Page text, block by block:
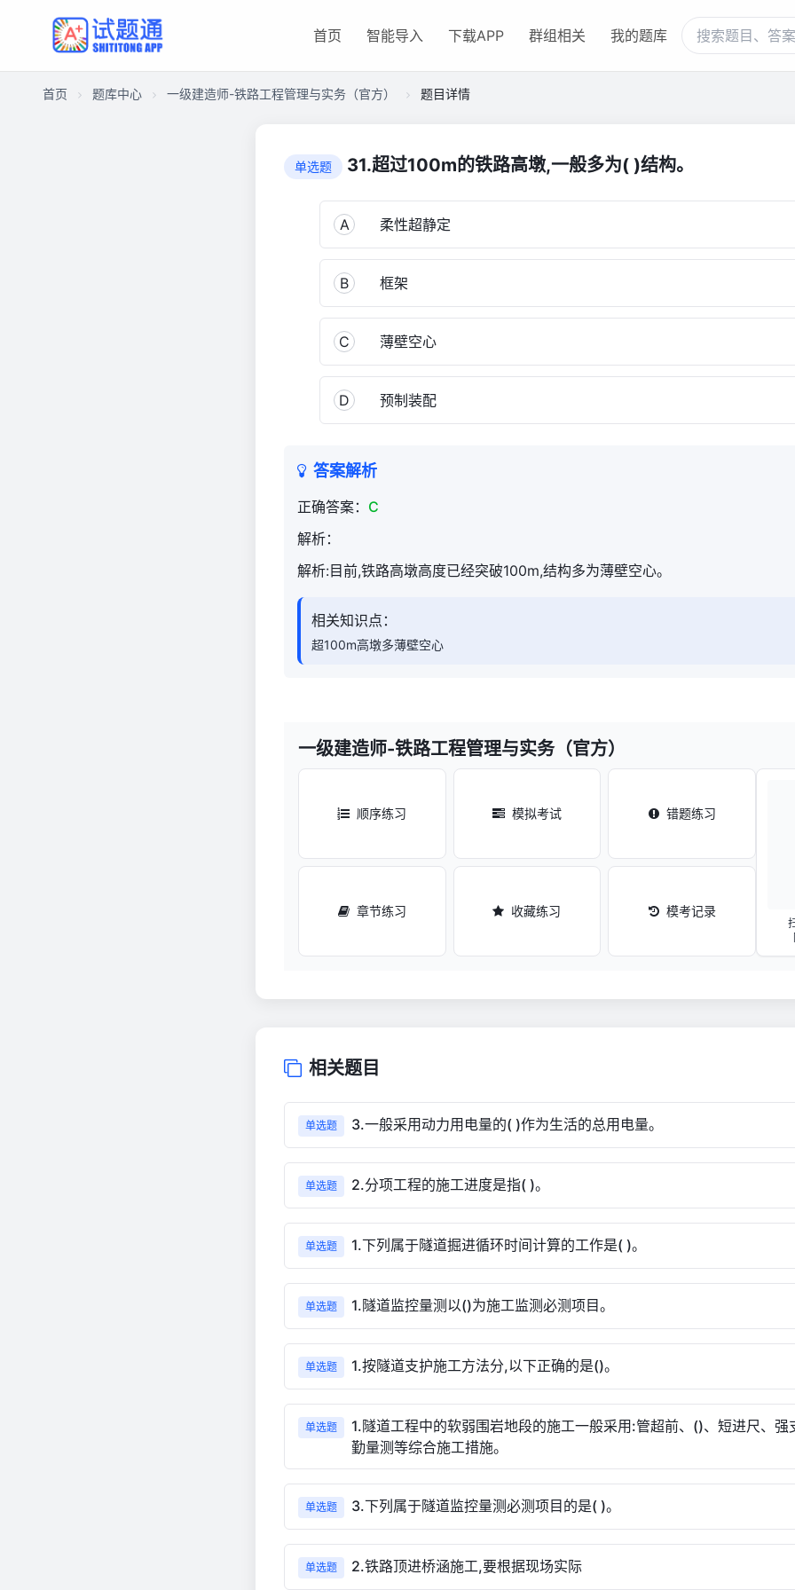
首页 智能导入 下载APP 群组相关 我的题库
首页 题库中心 一级建造师-铁路工程管理与实务（官方） 题目详情
单选题 31.超过100m的铁路高墩,一般多为( )结构。
A 柔性超静定
B 框架
C 薄壁空心
D 预制装配
答案解析
正确答案： C
解析：
解析:目前,铁路高墩高度已经突破100m,结构多为薄壁空心。
相关知识点：
超100m高墩多薄壁空心
一级建造师-铁路工程管理与实务（官方）
顺序练习 模拟考试 错题练习
章节练习 收藏练习 模考记录
相关题目
单选题 3.一般采用动力用电量的( )作为生活的总用电量。
单选题 2.分项工程的施工进度是指( )。
单选题 1.下列属于隧道掘进循环时间计算的工作是( )。
单选题 1.隧道监控量测以()为施工监测必测项目。
单选题 1.按隧道支护施工方法分,以下正确的是()。
单选题
1.隧道工程中的软弱围岩地段的施工一般采用:管超前、()、短进尺、强
勤量测等综合施工措施。
单选题 3.下列属于隧道监控量测必测项目的是( )。
单选题 2.铁路顶进桥涵施工,要根据现场实际